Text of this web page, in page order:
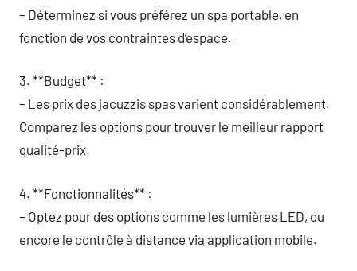
– Déterminez si vous préférez un spa portable, en
fonction de vos contraintes d’espace.
3. **Budget** :
– Les prix des jacuzzis spas varient considérablement.
Comparez les options pour trouver le meilleur rapport
qualité-prix.
4. **Fonctionnalités** :
– Optez pour des options comme les lumières LED, ou
encore le contrôle à distance via application mobile.